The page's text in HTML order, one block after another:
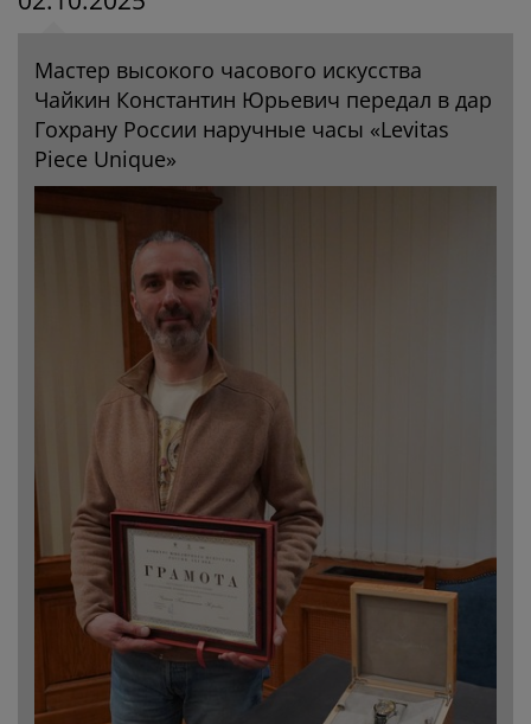
Мастер высокого часового искусства
Чайкин Константин Юрьевич передал в дар
Гохрану России наручные часы «Levitas
Piece Unique»